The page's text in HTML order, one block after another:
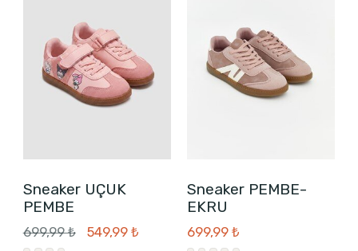
Sneaker UÇUK
PEMBE
699,99 ₺ 549,99 ₺
Sneaker PEMBE-
EKRU
699,99 ₺